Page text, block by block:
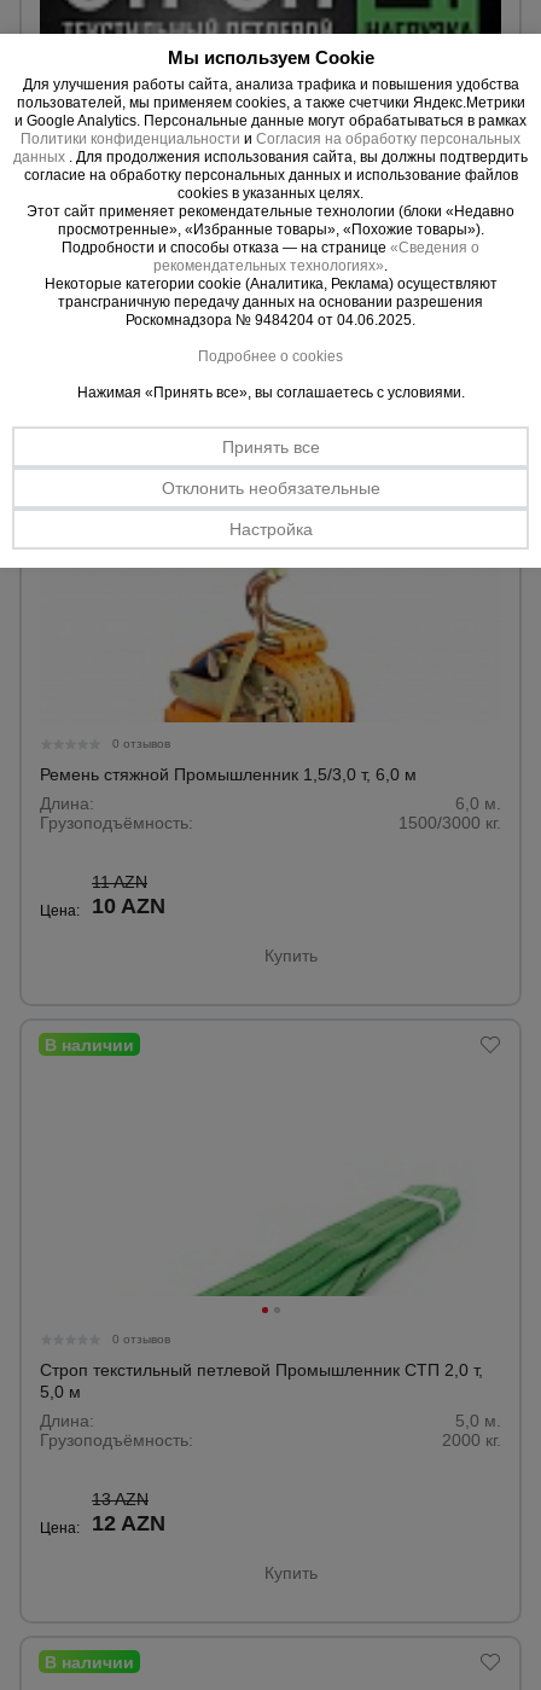
0 отзывов
Строп текстильный петлевой Промышленник СТП 2,0 т,
4,0 м
Длина:
4,0 м.
Грузоподъёмность:
2000 кг.
11 AZN
10 AZN
Купить
0 отзывов
Ремень стяжной Промышленник 1,5/3,0 т, 6,0 м
Длина:
6,0 м.
Грузоподъёмность:
1500/3000 кг.
Цена:
11 AZN
10 AZN
Купить
0 отзывов
Строп текстильный петлевой Промышленник СТП 2,0 т,
5,0 м
Длина:
5,0 м.
Грузоподъёмность:
2000 кг.
Цена:
13 AZN
12 AZN
Купить
Мы используем Cookie
Для улучшения работы сайта, анализа трафика и повышения удобства
пользователей, мы применяем cookies, а также счетчики Яндекс.Метрики
и Google Analytics. Персональные данные могут обрабатываться в рамках
Политики конфиденциальности и Согласия на обработку персональных
данных . Для продолжения использования сайта, вы должны подтвердить
согласие на обработку персональных данных и использование файлов
cookies в указанных целях.
Этот сайт применяет рекомендательные технологии (блоки «Недавно
просмотренные», «Избранные товары», «Похожие товары»).
Подробности и способы отказа — на странице «Сведения о
рекомендательных технологиях».
Некоторые категории cookie (Аналитика, Реклама) осуществляют
трансграничную передачу данных на основании разрешения
Роскомнадзора № 9484204 от 04.06.2025.
Подробнее о cookies
Нажимая «Принять все», вы соглашаетесь с условиями.
Принять все
Отклонить необязательные
Настройка